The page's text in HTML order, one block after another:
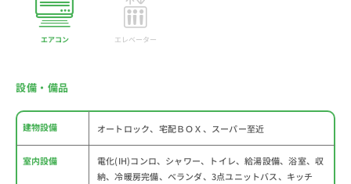
エアコン エレベーター
設備・備品
建物設備 オートロック、宅配ＢＯＸ、スーパー至近
室内設備
電化(IH)コンロ、シャワー、トイレ、給湯設備、浴室、収
納、冷暖房完備、ベランダ、3点ユニットバス、キッチ